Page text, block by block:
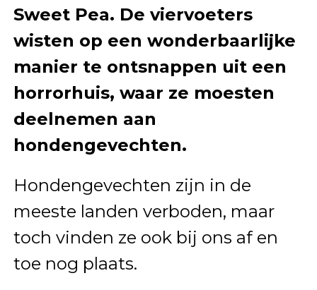
Sweet Pea. De viervoeters
wisten op een wonderbaarlijke
manier te ontsnappen uit een
horrorhuis, waar ze moesten
deelnemen aan
hondengevechten.
Hondengevechten zijn in de
meeste landen verboden, maar
toch vinden ze ook bij ons af en
toe nog plaats.